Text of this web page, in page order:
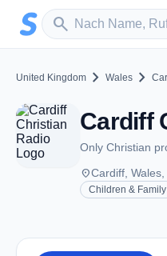
Zum Hauptinhalt springen
search
Sender suchen
United Kingdom chevron_right Wales chevron_right
placeCardiff,
Children & Family